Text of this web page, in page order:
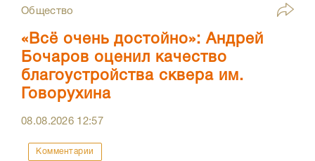
Общество
«Всё очень достойно»: Андрей
Бочаров оценил качество
благоустройства сквера им.
Говорухина
08.08.2026 12:57
Комментарии